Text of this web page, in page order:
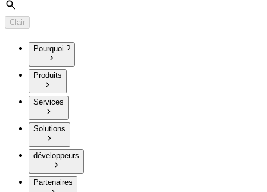
Rechercher
Clair
Pourquoi ?
Produits
Services
Solutions
développeurs
Partenaires